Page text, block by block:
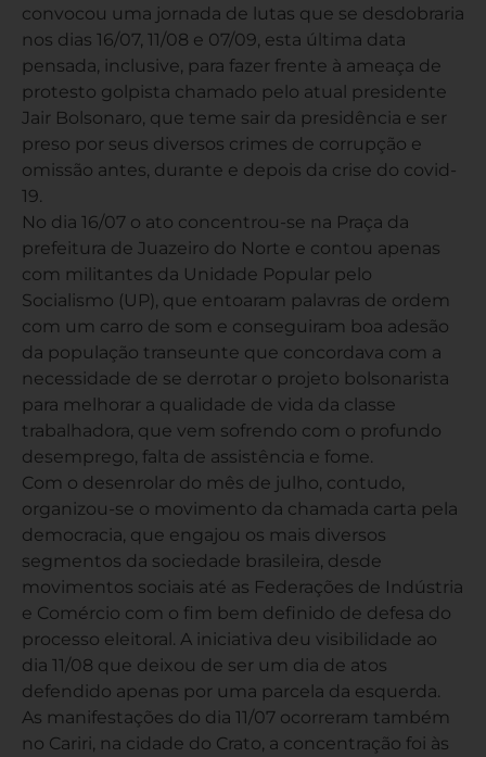
convocou uma jornada de lutas que se desdobraria
nos dias 16/07, 11/08 e 07/09, esta última data
pensada, inclusive, para fazer frente à ameaça de
protesto golpista chamado pelo atual presidente
Jair Bolsonaro, que teme sair da presidência e ser
preso por seus diversos crimes de corrupção e
omissão antes, durante e depois da crise do covid-
19.
No dia 16/07 o ato concentrou-se na Praça da
prefeitura de Juazeiro do Norte e contou apenas
com militantes da Unidade Popular pelo
Socialismo (UP), que entoaram palavras de ordem
com um carro de som e conseguiram boa adesão
da população transeunte que concordava com a
necessidade de se derrotar o projeto bolsonarista
para melhorar a qualidade de vida da classe
trabalhadora, que vem sofrendo com o profundo
desemprego, falta de assistência e fome.
Com o desenrolar do mês de julho, contudo,
organizou-se o movimento da chamada carta pela
democracia, que engajou os mais diversos
segmentos da sociedade brasileira, desde
movimentos sociais até as Federações de Indústria
e Comércio com o fim bem definido de defesa do
processo eleitoral. A iniciativa deu visibilidade ao
dia 11/08 que deixou de ser um dia de atos
defendido apenas por uma parcela da esquerda.
As manifestações do dia 11/07 ocorreram também
no Cariri, na cidade do Crato, a concentração foi às